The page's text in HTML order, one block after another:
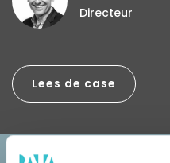
Directeur
Lees de case